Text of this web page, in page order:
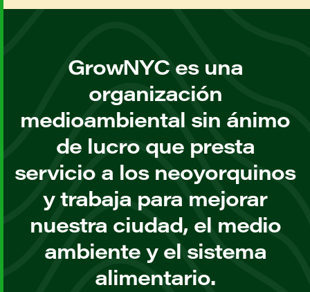
GrowNYC es una
organización
medioambiental sin ánimo
de lucro que presta
servicio a los neoyorquinos
y trabaja para mejorar
nuestra ciudad, el medio
ambiente y el sistema
alimentario.